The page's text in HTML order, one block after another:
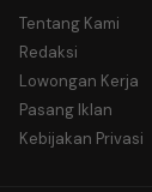
Tentang Kami
Redaksi
Lowongan Kerja
Pasang Iklan
Kebijakan Privasi